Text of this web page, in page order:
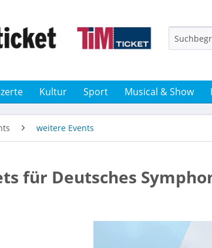
Kultur Sport Musical & Show
weitere Events
für Deutsches